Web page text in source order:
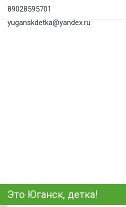
89028595701
yuganskdetka@yandex.ru
Это Юганск, детка!